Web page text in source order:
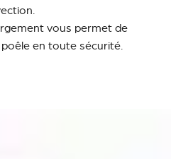
vous permet de
en toute sécurité.